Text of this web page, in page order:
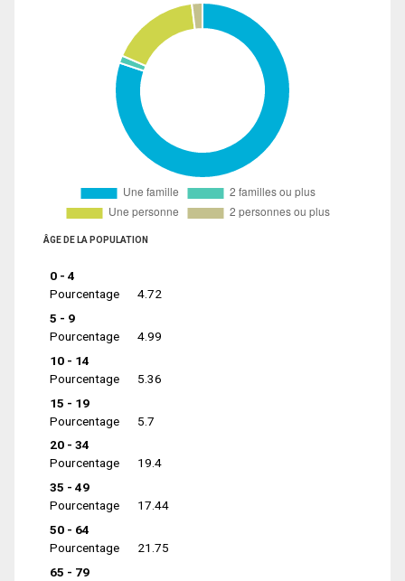
ÂGE DE LA POPULATION
0 - 4
Pourcentage
4.72
5 - 9
Pourcentage
4.99
10 - 14
Pourcentage
5.36
15 - 19
Pourcentage
5.7
20 - 34
Pourcentage
19.4
35 - 49
Pourcentage
17.44
50 - 64
Pourcentage
21.75
65 - 79